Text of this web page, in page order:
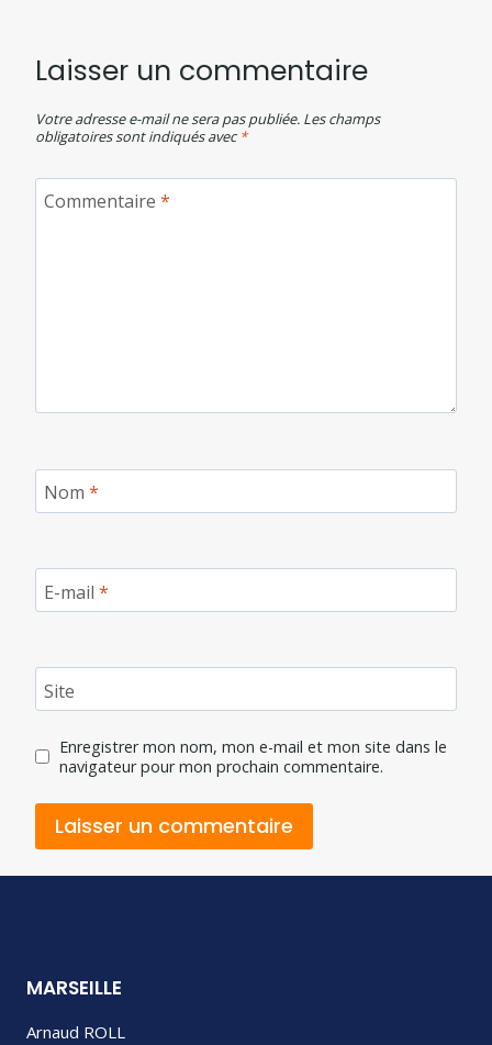
Laisser un commentaire
Votre adresse e-mail ne sera pas publiée. Les champs
obligatoires sont indiqués avec*
Commentaire *
Nom *
E-mail *
Site
Enregistrer mon nom, mon e-mail et mon site dans le
navigateur pour mon prochain commentaire.
MARSEILLE
Arnaud ROLL